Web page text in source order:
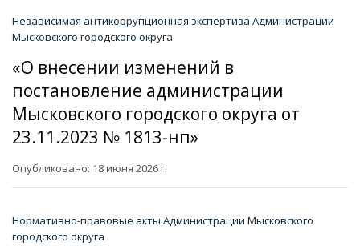
Независимая антикоррупционная экспертиза Администрации
Мысковского городского округа
«О внесении изменений в
постановление администрации
Мысковского городского округа от
23.11.2023 № 1813-нп»
Опубликовано: 18 июня 2026 г.
Нормативно-правовые акты Администрации Мысковского
городского округа